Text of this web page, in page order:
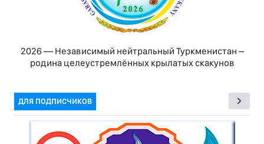
2026 — Независимый нейтральный Туркменистан –
родина целеустремлённых крылатых скакунов
ДЛЯ ПОДПИСЧИКОВ